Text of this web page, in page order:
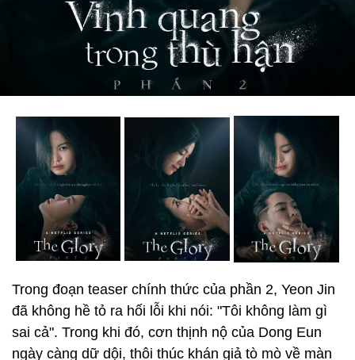
Trong đoạn teaser chính thức của phần 2, Yeon Jin
đã không hề tỏ ra hối lỗi khi nói: "Tôi không làm gì
sai cả". Trong khi đó, cơn thịnh nộ của Dong Eun
ngày càng dữ dội, thôi thúc khán giả tò mò về màn